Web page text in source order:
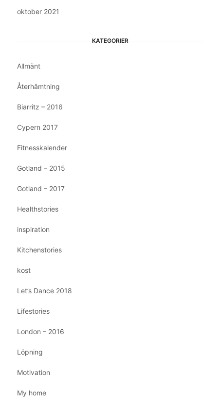
oktober 2021
KATEGORIER
Allmänt
Återhämtning
Biarritz – 2016
Cypern 2017
Fitnesskalender
Gotland – 2015
Gotland – 2017
Healthstories
inspiration
Kitchenstories
kost
Let’s Dance 2018
Lifestories
London – 2016
Löpning
Motivation
My home